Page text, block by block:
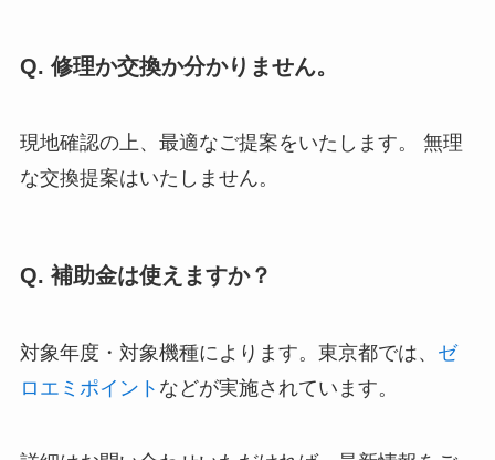
Q. 修理か交換か分かりません。
現地確認の上、最適なご提案をいたします。 無理
な交換提案はいたしません。
Q. 補助金は使えますか？
対象年度・対象機種によります。東京都では、 ゼ
ロエミポイント などが実施されています。